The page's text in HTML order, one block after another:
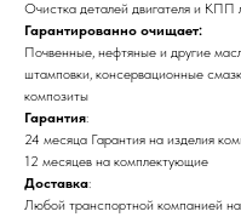
Очистка деталей двигателя и КПП
Гарантированно очищает:
Почвенные, нефтяные и другие
штамповки, консервационные
композиты
Гарантия:
24 месяца Гарантия на изделия
12 месяцев на комплектующие
Доставка:
Любой транспортной компанией